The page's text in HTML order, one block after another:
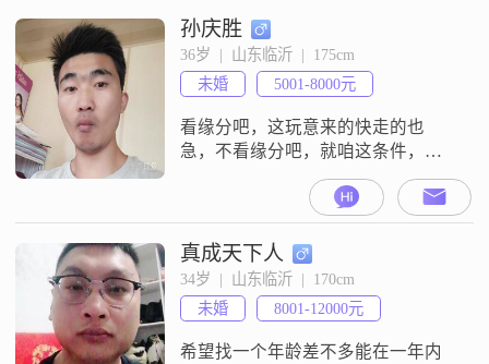
作态度和生活方式##3002##我认为
自己是一个幽默风趣的人，喜欢在
生活中找寻乐趣，也善于用幽默的
方式与人交流，让周围的人感到轻
松愉快##300
孙庆胜
36岁  |  山东临沂  |  175cm
未婚
5001-8000元
看缘分吧，这玩意来的快走的也
急，不看缘分吧，就咱这条件，唉
真成天下人
34岁  |  山东临沂  |  170cm
未婚
8001-12000元
希望找一个年龄差不多能在一年内